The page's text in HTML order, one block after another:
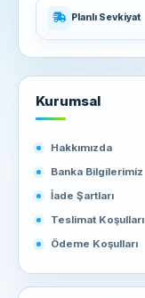
Planlı Sevkiyat
Kurumsal
Hakkımızda
Banka Bilgilerimiz
İade Şartları
Teslimat Koşulları
Ödeme Koşulları